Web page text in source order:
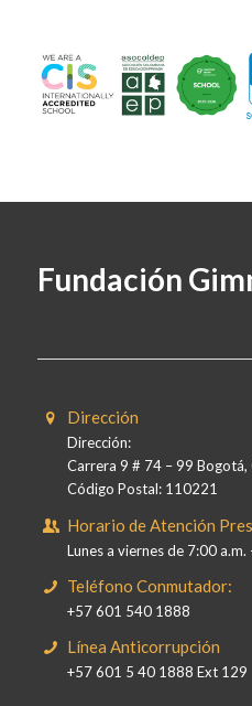
Fundación
Dirección
Dirección:
Carrera 9 # 74 – 99 Bogotá,
Código Postal: 110221
Horario de Atención
Lunes a viernes de 7:00
Teléfono Conmutador:
+57 601 540 1888
Línea Anticorrupción
+57 601 5 40 1888 Ext 129